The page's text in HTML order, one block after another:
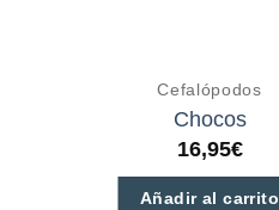
Cefalópodos
Chocos
16,95€
Añadir al carrito